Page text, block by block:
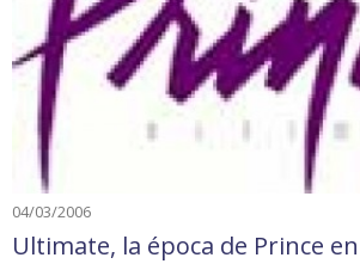
04/03/2006
Ultimate, la época de Prince